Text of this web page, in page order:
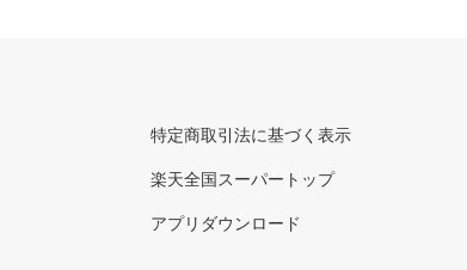
特定商取引法に基づく表示
楽天全国スーパートップ
アプリダウンロード